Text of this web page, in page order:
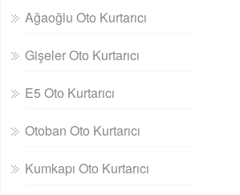
Ağaoğlu Oto Kurtarıcı
Gişeler Oto Kurtarıcı
E5 Oto Kurtarıcı
Otoban Oto Kurtarıcı
Kumkapı Oto Kurtarıcı